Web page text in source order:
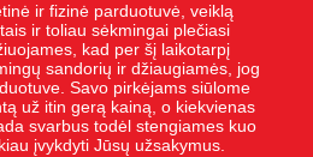
ir fizinė parduotuvė, veiklą
ir toliau sėkmingai plečiasi
kad per šį laikotarpį
sandorių ir džiaugiamės, jog
Savo pirkėjams siūlome
už itin gerą kainą, o kiekvienas
svarbus todėl stengiames kuo
įvykdyti Jūsų užsakymus.